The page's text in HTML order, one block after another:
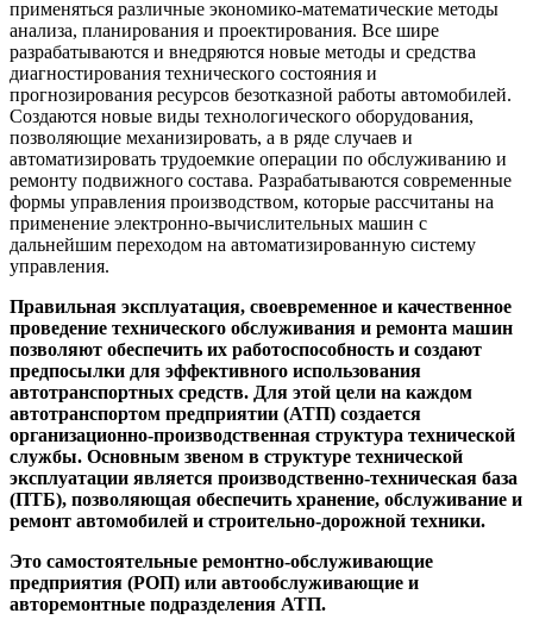
применяться различные экономико-математические методы
анализа, планирования и проектирования. Все шире
разрабатываются и внедряются новые методы и средства
диагностирования технического состояния и
прогнозирования ресурсов безотказной работы автомобилей.
Создаются новые виды технологического оборудования,
позволяющие механизировать, а в ряде случаев и
автоматизировать трудоемкие операции по обслуживанию и
ремонту подвижного состава. Разрабатываются современные
формы управления производством, которые рассчитаны на
применение электронно-вычислительных машин с
дальнейшим переходом на автоматизированную систему
управления.
Правильная эксплуатация, своевременное и качественное
проведение технического обслуживания и ремонта машин
позволяют обеспечить их работоспособность и создают
предпосылки для эффективного использования
автотранспортных средств. Для этой цели на каждом
автотранспортом предприятии (АТП) создается
организационно-производственная структура технической
службы. Основным звеном в структуре технической
эксплуатации является производственно-техническая база
(ПТБ), позволяющая обеспечить хранение, обслуживание и
ремонт автомобилей и строительно-дорожной техники.
Это самостоятельные ремонтно-обслуживающие
предприятия (РОП) или автообслуживающие и
авторемонтные подразделения АТП.